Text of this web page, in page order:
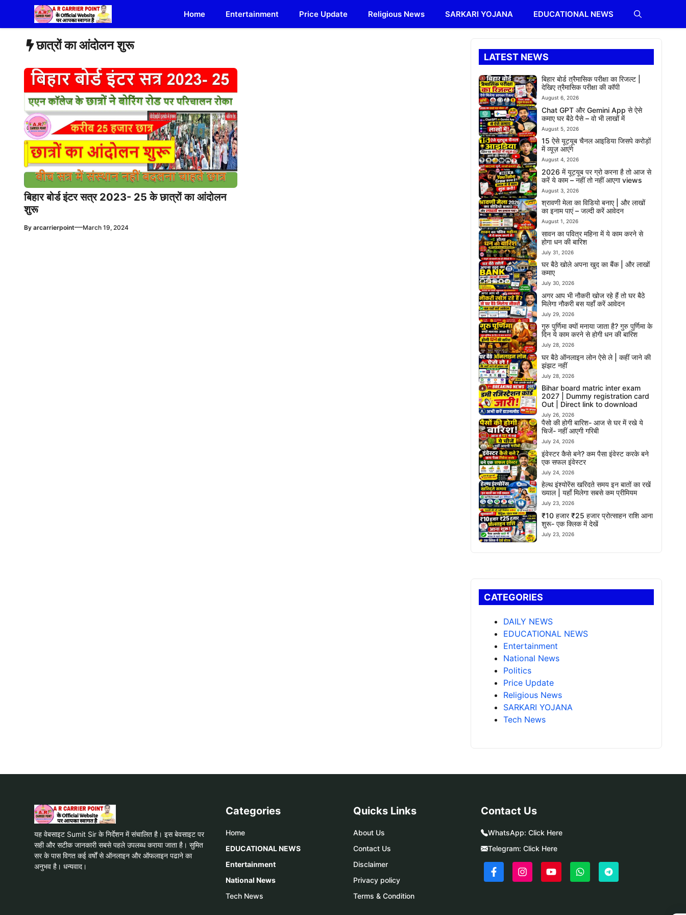
content
Home Entertainment Price Update Religious News SARKARI YOJANA EDUCATIONAL NEWS
छात्रों का आंदोलन शुरू
बिहार बोर्ड इंटर सत्र 2023- 25 के छात्रों का आंदोलन
शुरू
By arcarrierpoint—March 19, 2024
LATEST NEWS
बिहार बोर्ड त्रैमासिक परीक्षा का रिजल्ट |
देखिए त्रैमासिक परीक्षा की कॉपी
August 6, 2026
Chat GPT और Gemini App से ऐसे
कमाए घर बैठे पैसे – वो भी लाखों में
August 5, 2026
15 ऐसे यूट्यूब चैनल आइडिया जिसपे करोड़ों
में व्यूज़ आएंगे
August 4, 2026
2026 में यूट्यूब पर ग्रो करना है तो आज से
करें ये काम – नहीं तो नहीं आएगा views
August 3, 2026
श्रावणी मेला का विडियो बनाए | और लाखों
का इनाम पाएं – जल्दी करें आवेदन
August 1, 2026
सावन का पवित्र महिना में ये काम करने से
होगा धन की बारिश
July 31, 2026
घर बैठे खोले अपना खुद का बैंक | और लाखों
कमाए
July 30, 2026
अगर आप भी नौकरी खोज रहे हैं तो घर बैठे
मिलेगा नौकरी बस यहाँ करें आवेदन
July 29, 2026
गुरु पुर्णिमा क्यों मनाया जाता है? गुरु पुर्णिमा के
दिन ये काम करने से होगी धन की बारिश
July 28, 2026
घर बैठे ऑनलाइन लोन ऐसे ले | कहीं जाने की
झंझट नहीं
July 28, 2026
Bihar board matric inter exam
2027 | Dummy registration card
Out | Direct link to download
July 26, 2026
पैसो की होगी बारिश- आज से घर में रखे ये
चिजें- नहीं आएगी गरिबी
July 24, 2026
इंवेस्टर कैसे बने? कम पैसा इंवेस्ट करके बने
एक सफल इंवेस्टर
July 24, 2026
हेल्थ इंश्योरेंस खरिदते समय इन बातों का रखें
ख्याल | यहाँ मिलेगा सबसे कम प्रीमियम
July 23, 2026
₹10 हजार ₹25 हजार प्रोत्साहन राशि आना
शुरू- एक क्लिक में देखें
July 23, 2026
CATEGORIES
DAILY NEWS
EDUCATIONAL NEWS
Entertainment
National News
Politics
Price Update
Religious News
SARKARI YOJANA
Tech News
यह वेबसाइट Sumit Sir के निर्देशन में संचालित है। इस बेवसाइट पर
सही और सटीक जानकारी सबसे पहले उपलब्ध कराया जाता है। सुमित
सर के पास विगत कई वर्षों से ऑनलाइन और ऑफलाइन पढाने का
अनुभव है। धन्यवाद।
Categories
Home
EDUCATIONAL NEWS
Entertainment
National News
Tech News
Quicks Links
About Us
Contact Us
Disclaimer
Privacy policy
Terms & Condition
Contact Us
WhatsApp: Click Here
Telegram: Click Here